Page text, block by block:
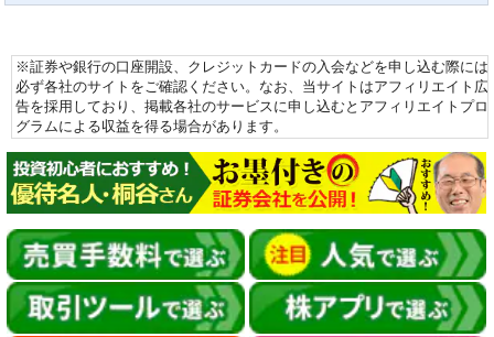
※証券や銀行の口座開設、クレジットカードの入会などを申し込む際には
必ず各社のサイトをご確認ください。なお、当サイトはアフィリエイト広
告を採用しており、掲載各社のサービスに申し込むとアフィリエイトプロ
グラムによる収益を得る場合があります。